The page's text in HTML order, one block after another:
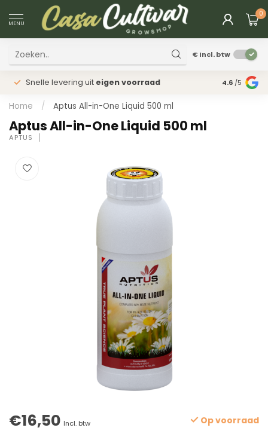
MENU
0
€Incl. btw
Snelle levering uit eigen voorraad Fysieke
4.6 /5
Home / Aptus All-in-One Liquid 500 ml
Aptus All-in-One Liquid 500 ml
APTUS
€16,50 Incl. btw Op voorraad